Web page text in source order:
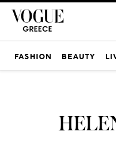
FASHION BEAUTY